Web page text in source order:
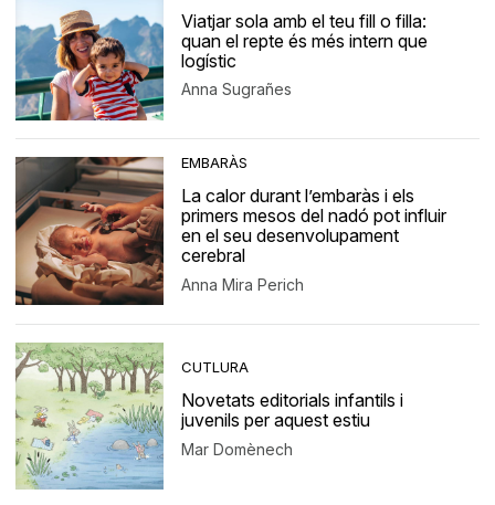
Viatjar sola amb el teu fill o filla:
quan el repte és més intern que
logístic
Anna Sugrañes
EMBARÀS
La calor durant l’embaràs i els
primers mesos del nadó pot influir
en el seu desenvolupament
cerebral
Anna Mira Perich
CUTLURA
Novetats editorials infantils i
juvenils per aquest estiu
Mar Domènech